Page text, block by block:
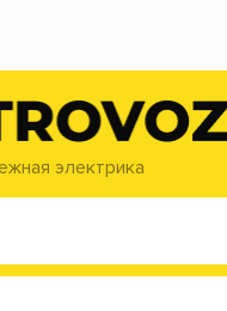
электрика